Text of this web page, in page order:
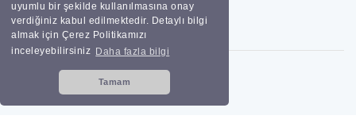
uyumlu bir şekilde kullanılmasına onay
verdiğiniz kabul edilmektedir. Detaylı bilgi
almak için Çerez Politikamızı
inceleyebilirsiniz Daha fazla bilgi
Tamam